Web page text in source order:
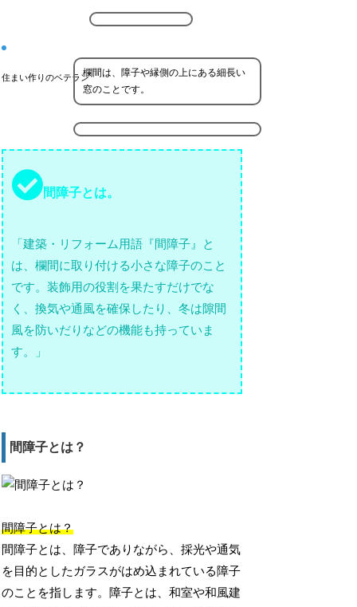
住まい作りのベテラン欄間は、障子や縁側の上にある細長い
窓のことです。
間障子とは。
「建築・リフォーム用語『間障子』と
は、欄間に取り付ける小さな障子のこと
です。装飾用の役割を果たすだけでな
く、換気や通風を確保したり、冬は隙間
風を防いだりなどの機能も持っていま
す。」
間障子とは？
間障子とは？
間障子とは、障子でありながら、採光や通気
を目的としたガラスがはめ込まれている障子
のことを指します。障子とは、和室や和風建